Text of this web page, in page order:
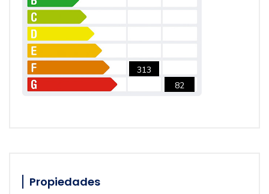
313
82
Propiedades